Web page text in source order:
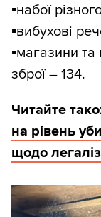
▪️набої
▪️вибухові
▪️магазини та
зброї – 134.
Читайте
на рівень
щодо